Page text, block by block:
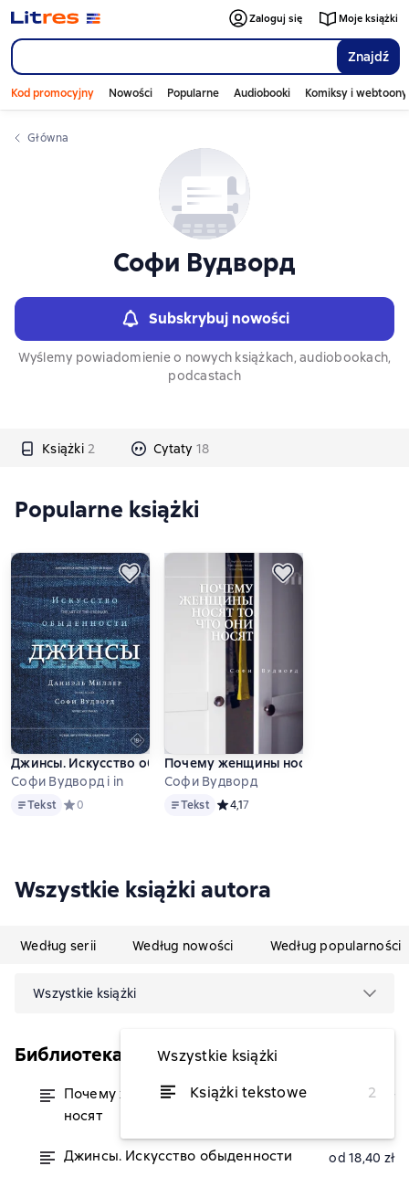
Znajdź
Zaloguj się Moje książki
Kod promocyjny Nowości Popularne Audiobooki Komiksy i webtoony
Główna
Софи Вудворд
Subskrybuj nowości
Wyślemy powiadomienie o nowych książkach, audiobookach,
podcastach
Książki 2 Cytaty 18
Слайдер с книгами
Popularne książki
Джинсы. Искусство обыденности
Софи Вудворд i in
TekstTekst Средний рейтинг 0 на основе 0 оценок
0
Почему женщины носят то, что они
Софи Вудворд
TekstTekst Средний рейтинг 4,1 на основе 7
4,17
Wszystkie książki autora
Według serii Według nowości Według popularności
Wszystkie książki
Wszystkie książki
Książki tekstowe
2
Библиотека журнала «Теория моды»
Почему женщины носят то, что они
носят
od 18,40 zł
Джинсы. Искусство обыденности od 18,40 zł